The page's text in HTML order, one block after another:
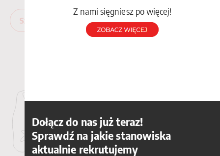
Szczegóły
Z nami sięgniesz po więcej!
Dołącz do nas już teraz!
Sprawdź na jakie stanowiska
aktualnie rekrutujemy